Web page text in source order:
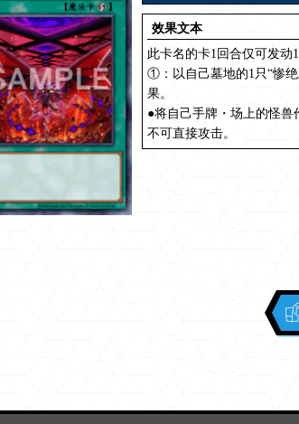
效果文本
此卡名的卡1回合仅可发动1
①：以自己墓地的1只“惨
果。
●将自己手牌・场上的怪
不可直接攻击。